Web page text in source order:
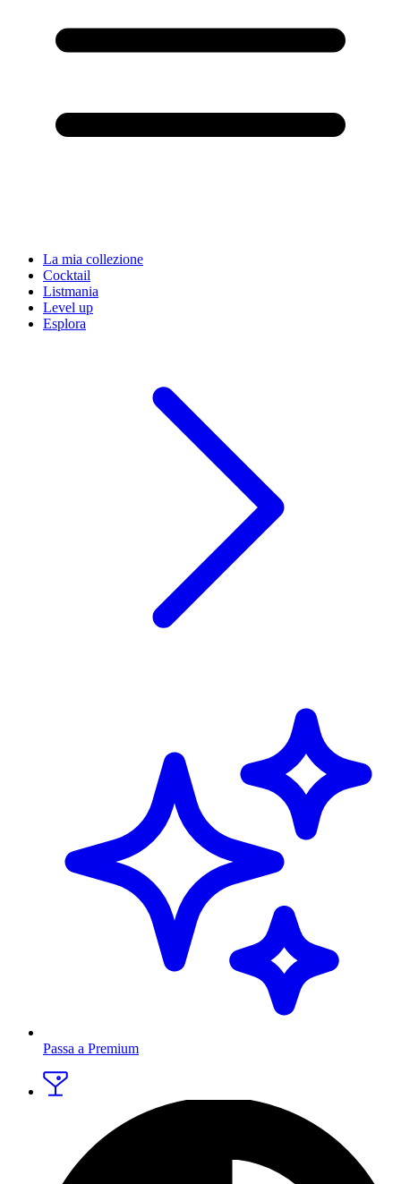
La mia collezione
Cocktail
Listmania
Level up
Esplora
Passa a Premium